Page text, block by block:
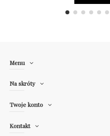
Menu
Na skróty
Twoje konto
Kontakt